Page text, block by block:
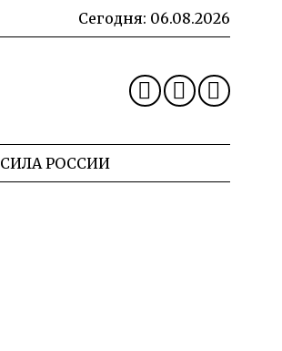
Сегодня: 06.08.2026
СИЛА РОССИИ